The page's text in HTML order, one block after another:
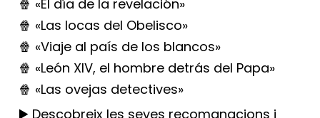
🍿 «El día de la revelación»
🍿 «Las locas del Obelisco»
🍿 «Viaje al país de los blancos»
🍿 «León XIV, el hombre detrás del Papa»
🍿 «Las ovejas detectives»
▶️ Descobreix les seves recomanacions i